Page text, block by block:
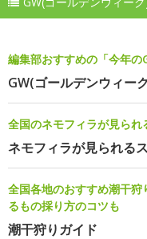
編集部おすすめの「今年の
GW(ゴールデンウィー
全国のネモフィラが見ら
ネモフィラが見られる
全国各地のおすすめ潮干
るもの採り方のコツも
潮干狩りガイド